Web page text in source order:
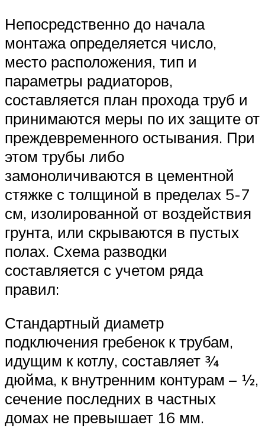
Непосредственно до начала
монтажа определяется число,
место расположения, тип и
параметры радиаторов,
составляется план прохода труб и
принимаются меры по их защите от
преждевременного остывания. При
этом трубы либо
замоноличиваются в цементной
стяжке с толщиной в пределах 5-7
см, изолированной от воздействия
грунта, или скрываются в пустых
полах. Схема разводки
составляется с учетом ряда
правил:
Стандартный диаметр
подключения гребенок к трубам,
идущим к котлу, составляет ¾
дюйма, к внутренним контурам – ½,
сечение последних в частных
домах не превышает 16 мм.